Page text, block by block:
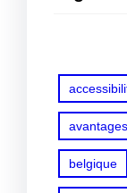
avantages
belgique